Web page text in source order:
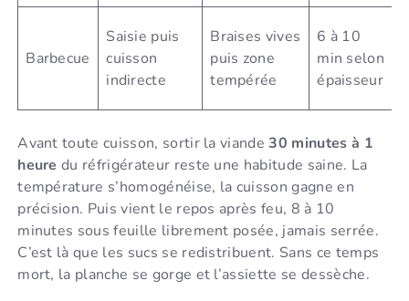
Barbecue
Saisie puis
cuisson
indirecte
Braises vives
puis zone
tempérée
6 à 10
min selon
épaisseur
Avant toute cuisson, sortir la viande30 minutes à 1
heure du réfrigérateur reste une habitude saine. La
température s’homogénéise, la cuisson gagne en
précision. Puis vient le repos après feu, 8 à 10
minutes sous feuille librement posée, jamais serrée.
C’est là que les sucs se redistribuent. Sans ce temps
mort, la planche se gorge et l’assiette se dessèche.